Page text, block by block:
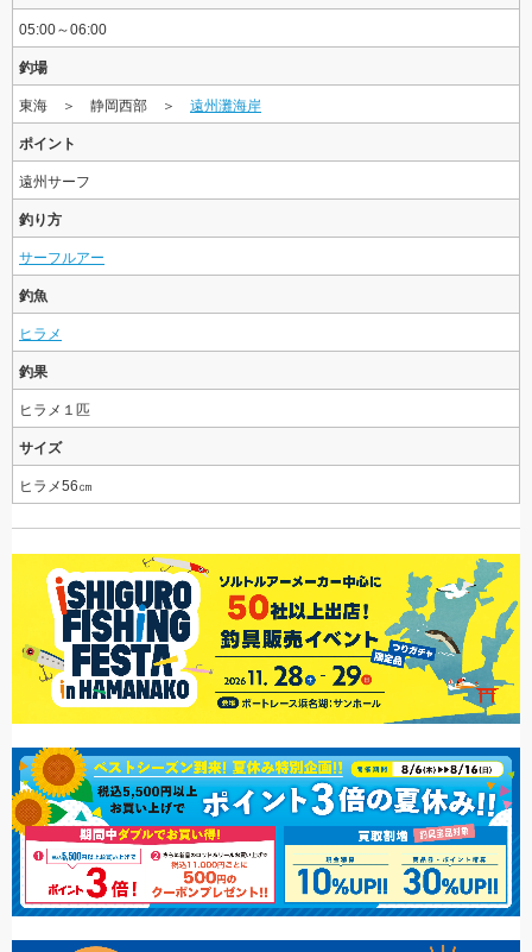
05:00～06:00
釣場
東海 ＞ 静岡西部 ＞ 遠州灘海岸
ポイント
遠州サーフ
釣り方
サーフルアー
釣魚
ヒラメ
釣果
ヒラメ１匹
サイズ
ヒラメ56㎝